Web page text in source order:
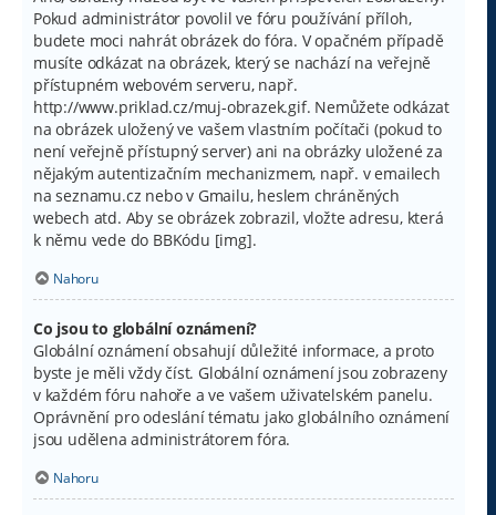
Pokud administrátor povolil ve fóru používání příloh,
budete moci nahrát obrázek do fóra. V opačném případě
musíte odkázat na obrázek, který se nachází na veřejně
přístupném webovém serveru, např.
http://www.priklad.cz/muj-obrazek.gif. Nemůžete odkázat
na obrázek uložený ve vašem vlastním počítači (pokud to
není veřejně přístupný server) ani na obrázky uložené za
nějakým autentizačním mechanizmem, např. v emailech
na seznamu.cz nebo v Gmailu, heslem chráněných
webech atd. Aby se obrázek zobrazil, vložte adresu, která
k němu vede do BBKódu [img].
Nahoru
Co jsou to globální oznámení?
Globální oznámení obsahují důležité informace, a proto
byste je měli vždy číst. Globální oznámení jsou zobrazeny
v každém fóru nahoře a ve vašem uživatelském panelu.
Oprávnění pro odeslání tématu jako globálního oznámení
jsou udělena administrátorem fóra.
Nahoru